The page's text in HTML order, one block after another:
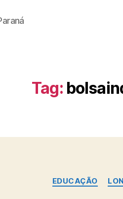
Tag:
EDUCAÇÃO